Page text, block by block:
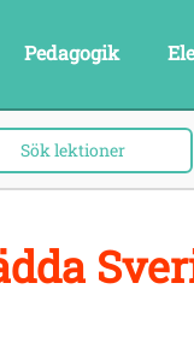
Pedagogik